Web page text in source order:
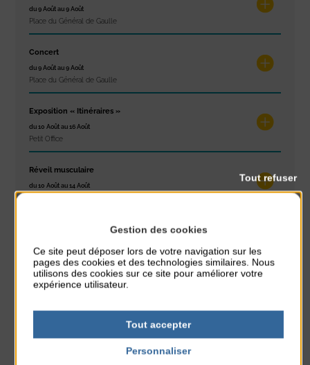
du 9 Août au 9 Août
Place du Général de Gaulle
Concert
du 9 Août au 9 Août
Place du Général de Gaulle
Exposition « Itinéraires »
du 10 Août au 16 Août
Petit Office
Réveil musculaire
du 10 Août au 14 Août
Plage du passous
Tournoi d’échecs
Gestion des cookies
Ce site peut déposer lors de votre navigation sur les
pages des cookies et des technologies similaires. Nous
utilisons des cookies sur ce site pour améliorer votre
expérience utilisateur.
Tout accepter
Tout refuser
Personnaliser